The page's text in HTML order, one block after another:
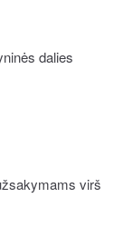
dalies
virš